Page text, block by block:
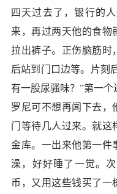
四天过去了，银行的
来，再过两天他的食物
拉出裤子。正伤脑筋时
后站到门口边等。片刻
有一股尿骚味？”第一个
罗尼可不想再闻下去，
门等待几人过来。就这
金库。一出来他第一件
澡，好好睡了一觉。
币，又用这些钱买了一